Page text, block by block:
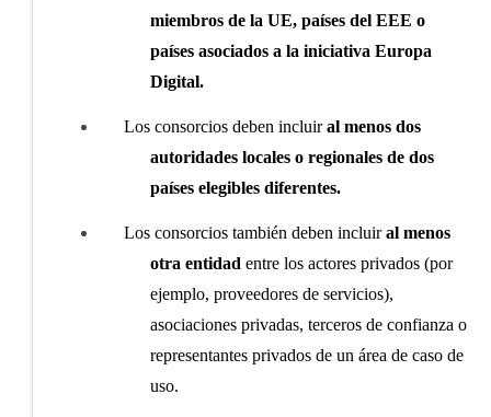
miembros de la UE, países del EEE o
países asociados a la iniciativa Europa
Digital.
Los consorcios deben incluiral menos dos
autoridades locales o regionales de dos
países elegibles diferentes.
Los consorcios también deben incluiral menos
otra entidad entre los actores privados (por
ejemplo, proveedores de servicios),
asociaciones privadas, terceros de confianza o
representantes privados de un área de caso de
uso.